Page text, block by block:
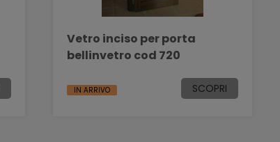
Vetro inciso per porta
bellinvetro cod 720
IN ARRIVO SCOPRI